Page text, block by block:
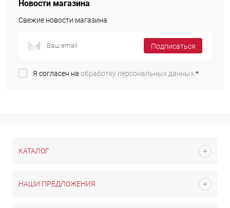
Новости магазина
Свежие новости магазина
Подписаться
Я согласен на обработку персональных данных.*
КАТАЛОГ
НАШИ ПРЕДЛОЖЕНИЯ